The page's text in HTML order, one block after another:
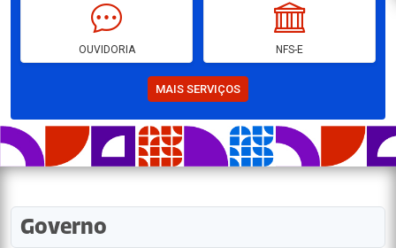
OUVIDORIA NFS-E
MAIS SERVIÇOS
Governo